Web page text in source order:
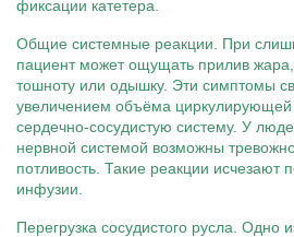
фиксации катетера.
Общие системные реакции. При
пациент может ощущать прилив жара,
тошноту или одышку. Эти симптомы
увеличением объёма циркулирующей
сердечно-сосудистую систему. У
нервной системой возможны
потливость. Такие реакции исчезают
инфузии.
Перегрузка сосудистого русла. Одно